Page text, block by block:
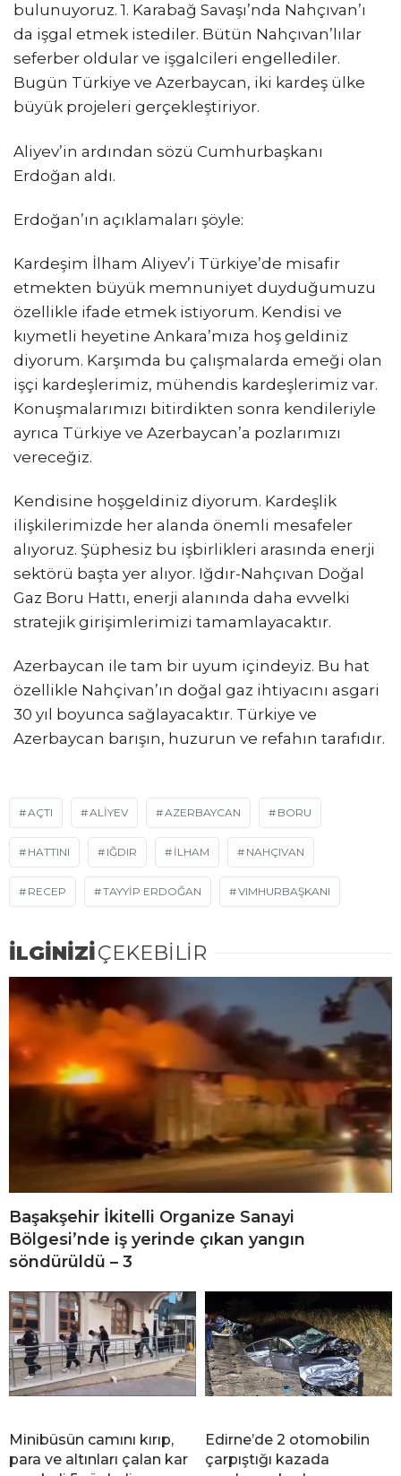
bulunuyoruz. 1. Karabağ Savaşı’nda Nahçıvan’ı
da işgal etmek istediler. Bütün Nahçıvan’lılar
seferber oldular ve işgalcileri engellediler.
Bugün Türkiye ve Azerbaycan, iki kardeş ülke
büyük projeleri gerçekleştiriyor.
Aliyev’in ardından sözü Cumhurbaşkanı
Erdoğan aldı.
Erdoğan’ın açıklamaları şöyle:
Kardeşim İlham Aliyev’i Türkiye’de misafir
etmekten büyük memnuniyet duyduğumuzu
özellikle ifade etmek istiyorum. Kendisi ve
kıymetli heyetine Ankara’mıza hoş geldiniz
diyorum. Karşımda bu çalışmalarda emeği olan
işçi kardeşlerimiz, mühendis kardeşlerimiz var.
Konuşmalarımızı bitirdikten sonra kendileriyle
ayrıca Türkiye ve Azerbaycan’a pozlarımızı
vereceğiz.
Kendisine hoşgeldiniz diyorum. Kardeşlik
ilişkilerimizde her alanda önemli mesafeler
alıyoruz. Şüphesiz bu işbirlikleri arasında enerji
sektörü başta yer alıyor. Iğdır-Nahçıvan Doğal
Gaz Boru Hattı, enerji alanında daha evvelki
stratejik girişimlerimizi tamamlayacaktır.
Azerbaycan ile tam bir uyum içindeyiz. Bu hat
özellikle Nahçivan’ın doğal gaz ihtiyacını asgari
30 yıl boyunca sağlayacaktır. Türkiye ve
Azerbaycan barışın, huzurun ve refahın tarafıdır.
AÇTI ALIYEV AZERBAYCAN BORU
HATTINI IĞDIR İLHAM NAHÇIVAN
RECEP TAYYIP ERDOĞAN VIMHURBAŞKANI
İLGİNİZİÇEKEBİLİR
Başakşehir İkitelli Organize Sanayi
Bölgesi’nde iş yerinde çıkan yangın
söndürüldü – 3
Minibüsün camını kırıp,
para ve altınları çalan kar
Edirne’de 2 otomobilin
çarpıştığı kazada